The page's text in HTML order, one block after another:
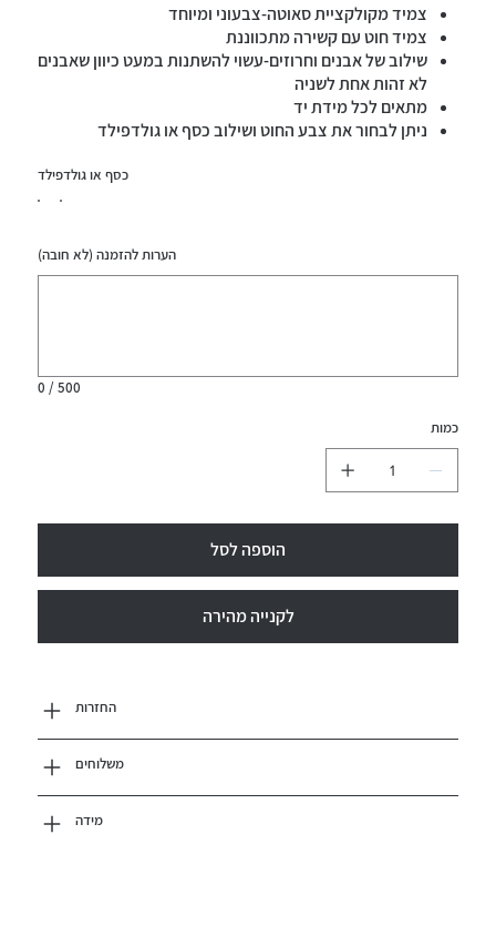
צמיד מקולקציית סאוטה-צבעוני ומיוחד
צמיד חוט עם קשירה מתכווננת
שילוב של אבנים וחרוזים-עשוי להשתנות במעט כיוון שאבנים
לא זהות אחת לשניה
מתאים לכל מידת יד
ניתן לבחור את צבע החוט ושילוב כסף או גולדפילד
כסף או גולדפילד
הערות להזמנה (לא חובה)
0 / 500
כמות
הוספה לסל
לקנייה מהירה
החזרות
משלוחים
מידה